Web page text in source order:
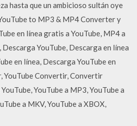
hasta que un ambicioso sultán oye
to MP3 & MP4 Converter y
en línea gratis a YouTube, MP4 a
Descarga YouTube, Descarga en línea
en línea, Descarga YouTube en
YouTube Convertir, Convertir
YouTube a MP3, YouTube a
a MKV, YouTube a XBOX,